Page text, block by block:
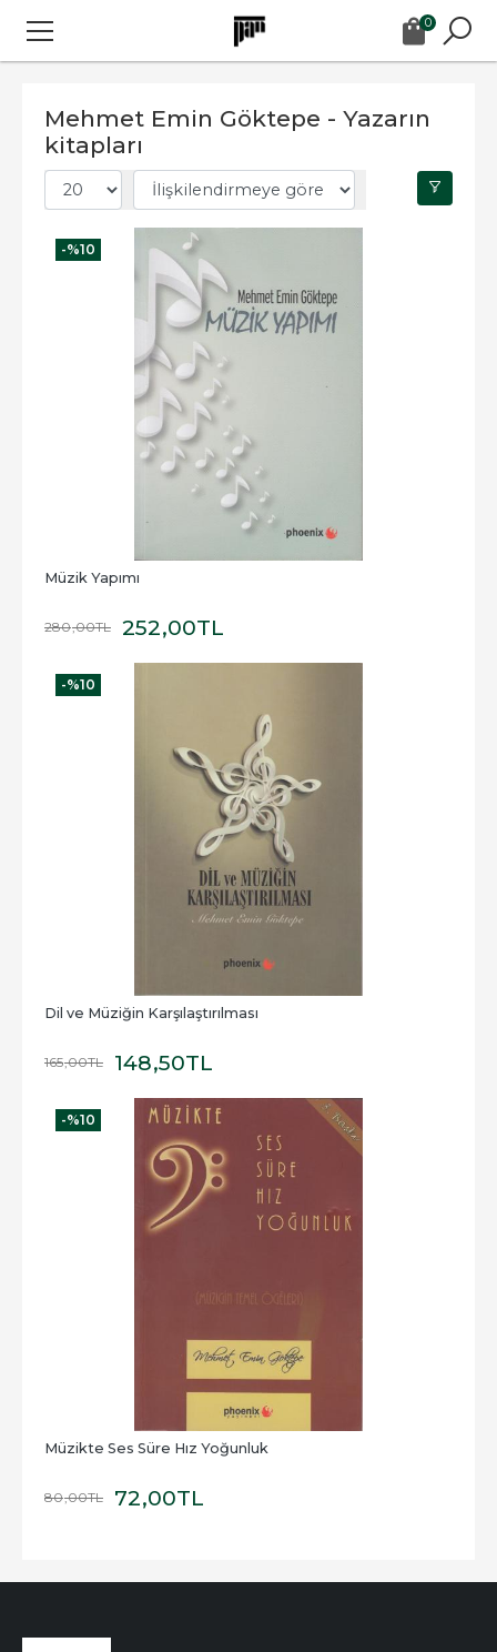
0
Mehmet Emin Göktepe - Yazarın
kitapları
-%10
Müzik Yapımı
280,00TL 252,00TL
-%10
Dil ve Müziğin Karşılaştırılması
165,00TL 148,50TL
-%10
Müzikte Ses Süre Hız Yoğunluk
80,00TL 72,00TL